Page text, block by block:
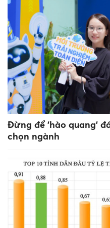
Đừng để 'hào quang'
chọn ngành